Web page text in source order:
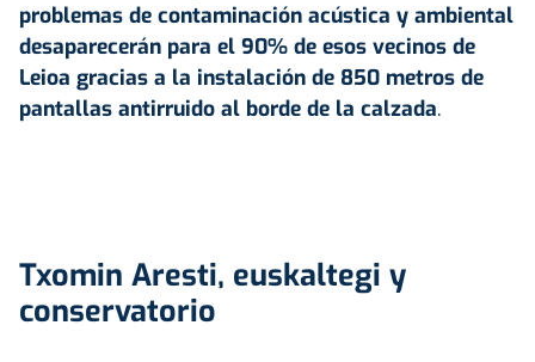
problemas de contaminación acústica y ambiental
desaparecerán para el 90% de esos vecinos de
Leioa gracias a la instalación de 850 metros de
pantallas antirruido al borde de la calzada.
Txomin Aresti, euskaltegi y
conservatorio